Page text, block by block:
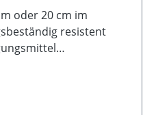
oder 20 cm im
resistent